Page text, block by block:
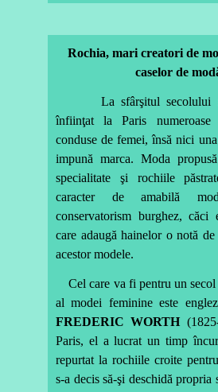
Rochia, mari creatori de
caselor de
La sfârşitul secolului al
înfiinţat la Paris numeroase
conduse de femei, însă nici
impună marca. Moda
specialitate şi rochiile
caracter de amabilă
conservatorism burghez, căci
care adaugă hainelor o notă
acestor modele.
Cel care va fi pentru un
al modei feminine este
FREDERIC WORTH
Paris, el a lucrat un timp
repurtat la rochiile croite
s-a decis să-şi deschidă propria